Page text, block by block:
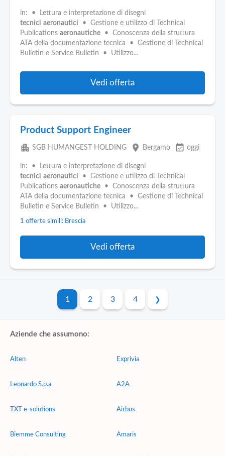
in: • Lettura e interpretazione di disegni
tecnici aeronautici • Gestione e utilizzo di Technical
Publications aeronautiche • Conoscenza della struttura
ATA della documentazione tecnica • Gestione di Technical
Bulletin e Service Bulletin • Utilizzo...
Vedi offerta
Product Support Engineer
apartment SGB HUMANGEST HOLDING place Bergamo event_available oggi
in: • Lettura e interpretazione di disegni
tecnici aeronautici • Gestione e utilizzo di Technical
Publications aeronautiche • Conoscenza della struttura
ATA della documentazione tecnica • Gestione di Technical
Bulletin e Service Bulletin • Utilizzo...
1 offerte simili: Brescia
Vedi offerta
1 2 3 4
Aziende che assumono:
Alten
Leonardo S.p.a
TXT e-solutions
Biemme Consulting
Exprivia
A2A
Airbus
Amaris